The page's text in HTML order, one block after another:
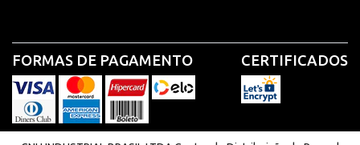
FORMAS DE PAGAMENTO CERTIFICADOS